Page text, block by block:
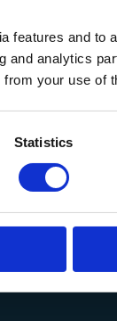
features and to
and analytics
from your use of
Statistics